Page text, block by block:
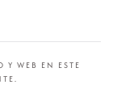
Y WEB EN ESTE